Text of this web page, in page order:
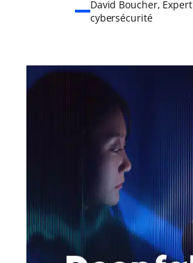
David Boucher, Expert
cybersécurité